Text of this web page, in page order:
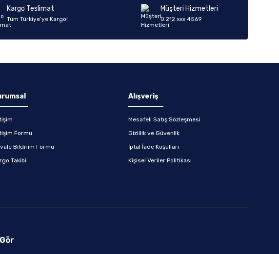
Kargo Teslimat
Tüm Türkiye’ye Kargo!
Müşteri Hizmetleri
0 212 xxx 4569
Formu
Bildirim Formu
Takibi
Alışveriş
Mesafeli Satış Sözleşmesi
Gizlilik ve Güvenlik
İptal İade Koşullari
Kişisel Veriler Politikası